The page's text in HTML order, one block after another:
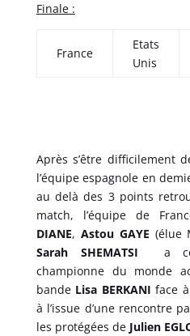
Finale :
France
Etats
Unis
Après s’être difficilement
l’équipe espagnole en
au delà des 3 points
match, l’équipe de
DIANE, Astou GAYE (élue
Sarah SHEMATSI
a
championne du monde
bande Lisa BERKANI face
à l’issue d’une rencontre
les protégées de Julien